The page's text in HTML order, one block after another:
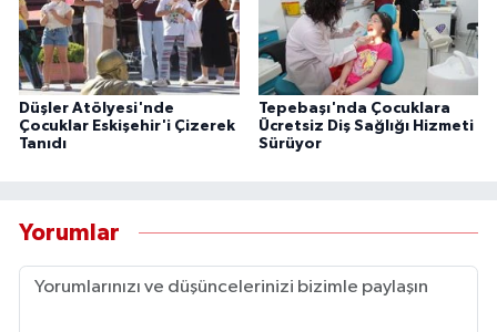
Düşler Atölyesi'nde
Çocuklar Eskişehir'i Çizerek
Tanıdı
Tepebaşı'nda Çocuklara
Ücretsiz Diş Sağlığı Hizmeti
Sürüyor
Yorumlar